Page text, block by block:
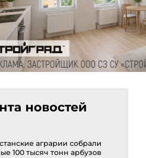
новостей
аграрии собрали
100 тысяч тонн арбузов